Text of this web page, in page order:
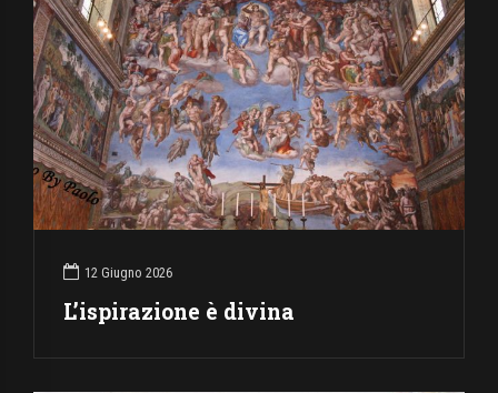
12 Giugno 2026
L’ispirazione è divina